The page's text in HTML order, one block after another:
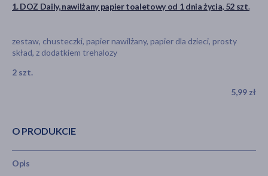
1. DOZ Daily, nawilżany papier toaletowy od 1 dnia życia, 52 szt.
zestaw, chusteczki, papier nawilżany, papier dla dzieci, prosty
skład, z dodatkiem trehalozy
2 szt.
5,99 zł
O PRODUKCIE
Opis